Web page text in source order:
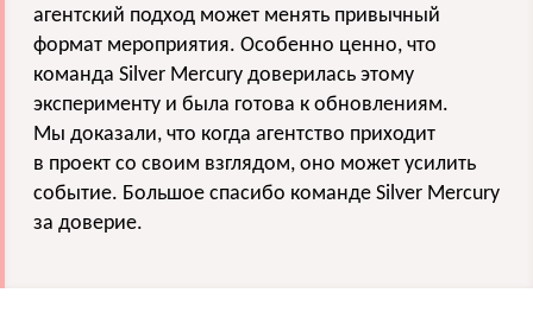
агентский подход может менять привычный
формат мероприятия. Особенно ценно, что
команда Silver Mercury доверилась этому
эксперименту и была готова к обновлениям.
Мы доказали, что когда агентство приходит
в проект со своим взглядом, оно может усилить
событие. Большое спасибо команде Silver Mercury
за доверие.